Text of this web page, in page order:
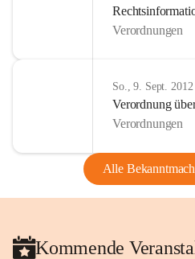
Verordnungen
So., 9. Sept. 2012
Verordnung
Verordnungen
Alle
Kommende